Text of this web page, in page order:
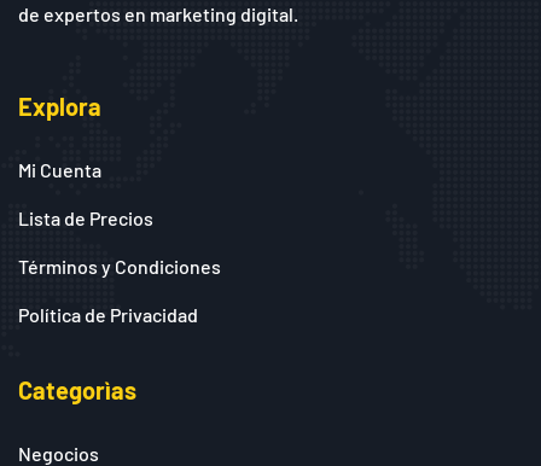
de expertos en marketing digital.
Explora
Mi Cuenta
Lista de Precios
Términos y Condiciones
Política de Privacidad
Categorìas
Negocios